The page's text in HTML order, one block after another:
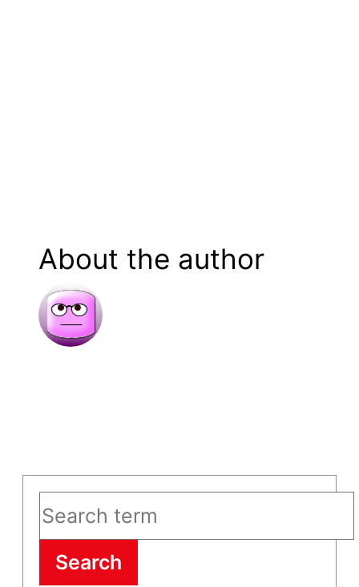
About the author
Search